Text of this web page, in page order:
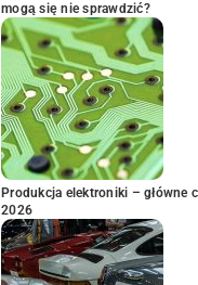
mogą się nie sprawdzić?
Produkcja elektroniki – główne
2026